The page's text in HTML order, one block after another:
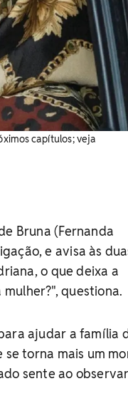
capítulos; veja
Bruna (Fernanda
e avisa às
o que deixa a
questiona.
ajudar a família
torna mais um
sente ao